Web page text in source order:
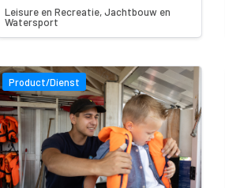
Leisure en Recreatie, Jachtbouw en
Watersport
Product/Dienst